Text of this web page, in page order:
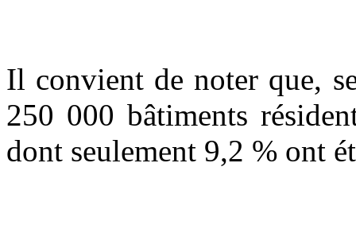
Il convient de noter que,
250 000 bâtiments
dont seulement 9,2 % ont